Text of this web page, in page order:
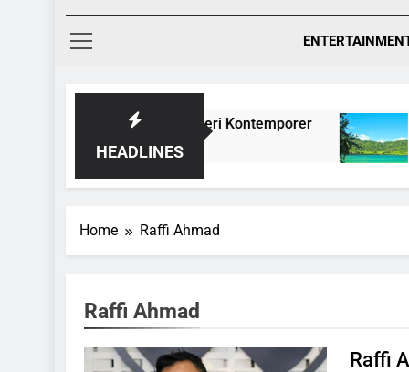
HEADLINES
Dari Game 8-Bit ke Galeri Kontemporer
1
Home Raffi Ahmad
Raffi Ahmad
Raffi